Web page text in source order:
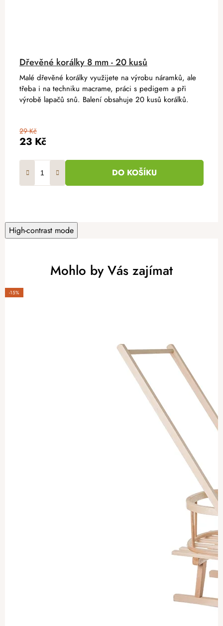
Dřevěné korálky 8 mm - 20 kusů
23 Kč
29 Kč
DO KOŠÍKU
Malé dřevěné korálky využijete na výrobu náramků, ale
třeba i na techniku macrame, práci s pedigem a při
výrobě lapačů snů. Balení obsahuje 20 kusů korálků.
High-contrast mode
Mohlo by Vás zajímat
-15%